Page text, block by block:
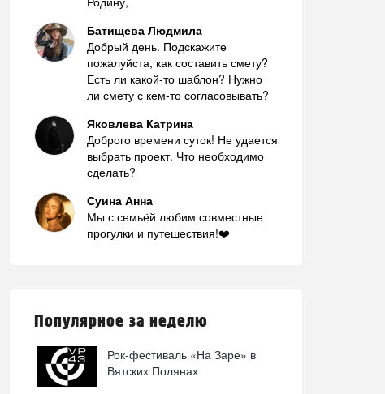
Батищева Людмила
Добрый день. Подскажите
пожалуйста, как составить смету?
Есть ли какой-то шаблон? Нужно
ли смету с кем-то согласовывать?
Яковлева Катрина
Доброго времени суток! Не удается
выбрать проект. Что необходимо
сделать?
Суина Анна
Мы с семьёй любим совместные
прогулки и путешествия!❤️
Популярное за неделю
Рок-фестиваль «На Заре» в
Вятских Полянах